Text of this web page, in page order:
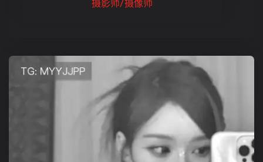
摄影师/摄像师